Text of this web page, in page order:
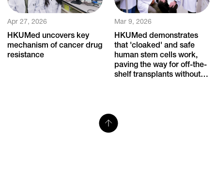
Apr 27, 2026
HKUMed uncovers key
mechanism of cancer drug
resistance
Mar 9, 2026
HKUMed demonstrates
that 'cloaked' and safe
human stem cells work,
paving the way for off-the-
shelf transplants without